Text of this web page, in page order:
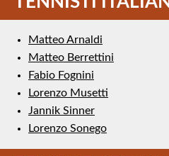
Matteo Arnaldi
Matteo Berrettini
Fabio Fognini
Lorenzo Musetti
Jannik Sinner
Lorenzo Sonego